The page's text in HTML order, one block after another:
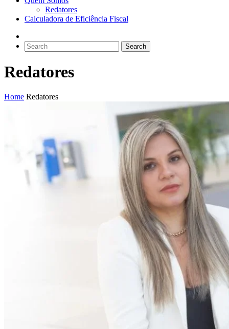
Redatores
Calculadora de Eficiência Fiscal
Redatores
Home Redatores